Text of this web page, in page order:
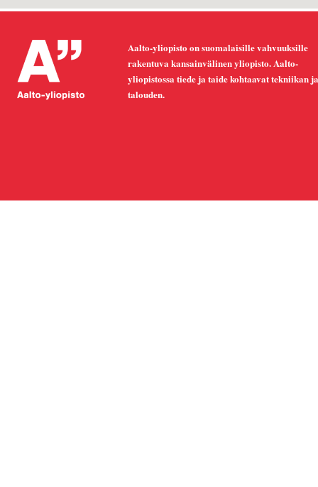
Aalto-yliopisto on suomalaisille vahvuuksille
rakentuva kansainvälinen yliopisto. Aalto-
yliopistossa tiede ja taide kohtaavat tekniikan ja
talouden.